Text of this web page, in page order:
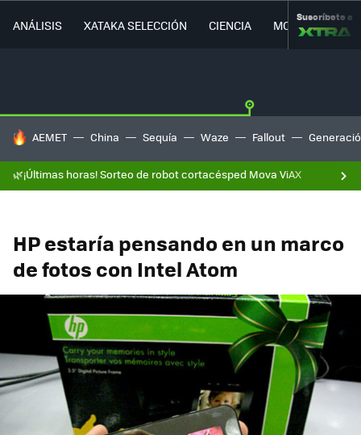
ANÁLISIS XATAKA SELECCIÓN CIENCIA MOVILIDAD
Suscríbete a
HOY SE HABLA DE
AEMET China Sequía Waze Fallout
🌿¡Últimas horas! Sorteo de robot cortacésped Mova ViAX
HP estaría pensando en un marco
de fotos con Intel Atom